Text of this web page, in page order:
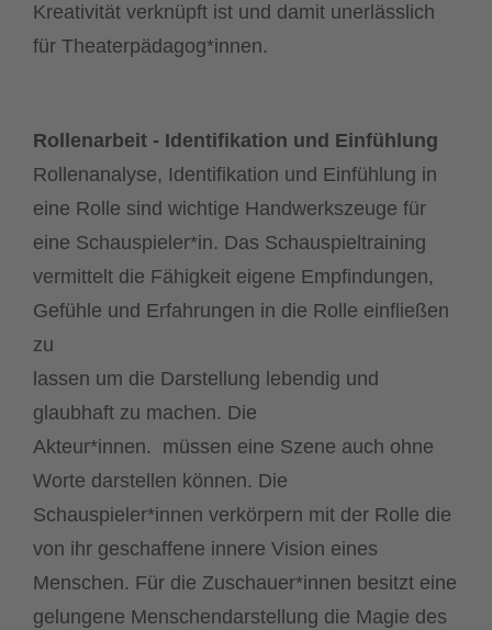
Kreativität verknüpft ist und damit unerlässlich
für Theaterpädagog*innen.
Rollenarbeit - Identifikation und Einfühlung
Rollenanalyse, Identifikation und Einfühlung in
eine Rolle sind wichtige Handwerkszeuge für
eine Schauspieler*in. Das Schauspieltraining
vermittelt die Fähigkeit eigene Empfindungen,
Gefühle und Erfahrungen in die Rolle einfließen
zu
lassen um die Darstellung lebendig und
glaubhaft zu machen. Die
Akteur*innen. müssen eine Szene auch ohne
Worte darstellen können. Die
Schauspieler*innen verkörpern mit der Rolle die
von ihr geschaffene innere Vision eines
Menschen. Für die Zuschauer*innen besitzt eine
gelungene Menschendarstellung die Magie des